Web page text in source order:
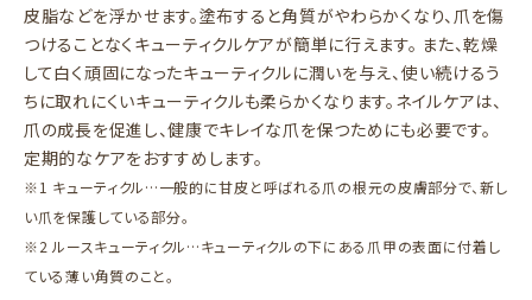
皮脂などを浮かせます。塗布すると角質がやわらかくなり、爪を傷
つけることなくキューティクルケアが簡単に行えます。 また、乾燥
して白く頑固になったキューティクルに潤いを与え、使い続けるう
ちに取れにくいキューティクルも柔らかくなります。ネイルケアは、
爪の成長を促進し、健康でキレイな爪を保つためにも必要です。
定期的なケアをおすすめします。
※1 キューティクル…一般的に甘皮と呼ばれる爪の根元の皮膚部分で、新し
い爪を保護している部分。
※2 ルースキューティクル…キューティクルの下にある爪甲の表面に付着し
ている薄い角質のこと。